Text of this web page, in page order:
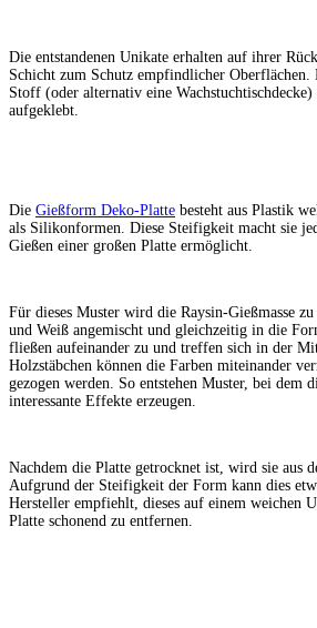
Die entstandenen Unikate erhalten auf ihrer
Schicht zum Schutz empfindlicher Oberflächen.
Stoff (oder alternativ eine Wachstuchtischdecke)
aufgeklebt.
Die Gießform Deko-Platte besteht aus Plastik
als Silikonformen. Diese Steifigkeit macht sie
Gießen einer großen Platte ermöglicht.
Für dieses Muster wird die Raysin-Gießmasse
und Weiß angemischt und gleichzeitig in die
fließen aufeinander zu und treffen sich in der
Holzstäbchen können die Farben miteinander
gezogen werden. So entstehen Muster, bei dem
interessante Effekte erzeugen.
Nachdem die Platte getrocknet ist, wird sie aus
Aufgrund der Steifigkeit der Form kann dies
Hersteller empfiehlt, dieses auf einem weichen
Platte schonend zu entfernen.